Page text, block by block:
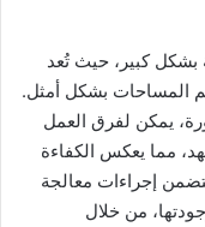
كبير، حيث تُعد
المساحات بشكل أمثل.
يمكن لفرق العمل
مما يعكس الكفاءة
إجراءات معالجة
من خلال